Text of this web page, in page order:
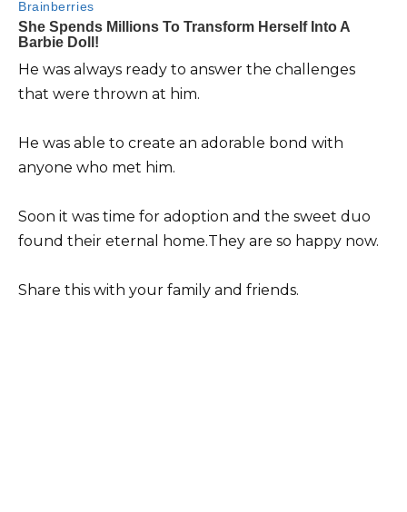
He was always ready to answer the challenges
that were thrown at him.
He was able to create an adorable bond with
anyone who met him.
Soon it was time for adoption and the sweet duo
found their eternal home.They are so happy now.
Share this with your family and friends.